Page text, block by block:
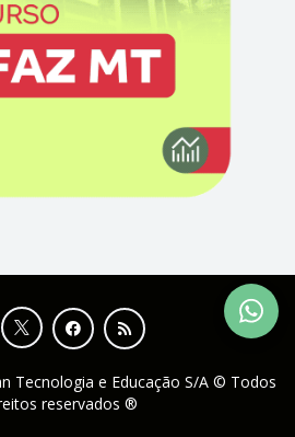
Tecnologia e Educação S/A © Todos
reservados ®